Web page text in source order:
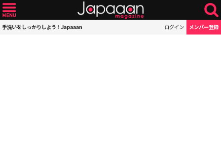
手洗いをしっかりしよう！Japaaan ログイン メンバー登録